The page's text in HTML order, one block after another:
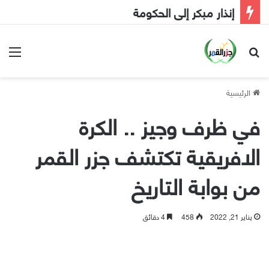
إنذار مبكر إلى الحكومة
بحث عن
الرئيسية
في ظرف وجيز .. الكرة
الافريقية تكتشف جزر القمر
من بوابة التاريخ
يناير 21, 2022 458